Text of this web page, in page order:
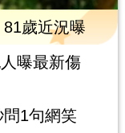
歲近況曝
曝最新傷
1句網笑